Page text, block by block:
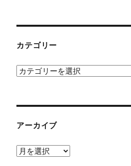
カテゴリー
カ
ー
アーカイブ
ア